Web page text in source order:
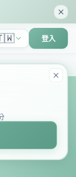
登入